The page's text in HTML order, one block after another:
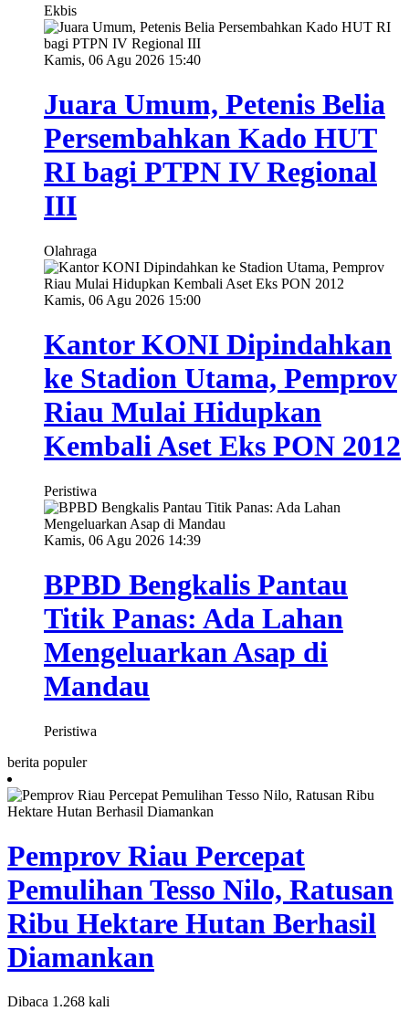
Ekbis
Kamis, 06 Agu 2026 15:40
Juara Umum, Petenis Belia
Persembahkan Kado HUT
RI bagi PTPN IV Regional
III
Olahraga
Kamis, 06 Agu 2026 15:00
Kantor KONI Dipindahkan
ke Stadion Utama, Pemprov
Riau Mulai Hidupkan
Kembali Aset Eks PON 2012
Peristiwa
Kamis, 06 Agu 2026 14:39
BPBD Bengkalis Pantau
Titik Panas: Ada Lahan
Mengeluarkan Asap di
Mandau
Peristiwa
berita populer
Pemprov Riau Percepat
Pemulihan Tesso Nilo, Ratusan
Ribu Hektare Hutan Berhasil
Diamankan
Dibaca 1.268 kali